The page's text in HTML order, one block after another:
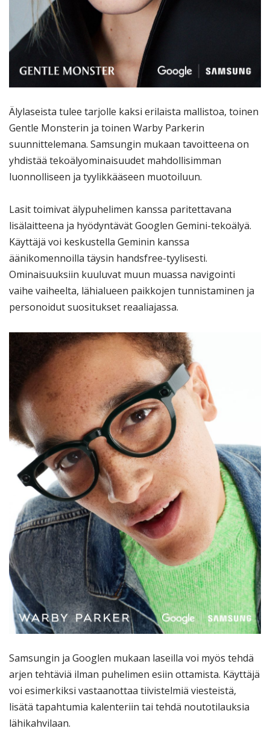
Älylaseista tulee tarjolle kaksi erilaista mallistoa, toinen
Gentle Monsterin ja toinen Warby Parkerin
suunnittelemana. Samsungin mukaan tavoitteena on
yhdistää tekoälyominaisuudet mahdollisimman
luonnolliseen ja tyylikkääseen muotoiluun.
Lasit toimivat älypuhelimen kanssa paritettavana
lisälaitteena ja hyödyntävät Googlen Gemini-tekoälyä.
Käyttäjä voi keskustella Geminin kanssa
äänikomennoilla täysin handsfree-tyylisesti.
Ominaisuuksiin kuuluvat muun muassa navigointi
vaihe vaiheelta, lähialueen paikkojen tunnistaminen ja
personoidut suositukset reaaliajassa.
Samsungin ja Googlen mukaan laseilla voi myös tehdä
arjen tehtäviä ilman puhelimen esiin ottamista. Käyttäjä
voi esimerkiksi vastaanottaa tiivistelmiä viesteistä,
lisätä tapahtumia kalenteriin tai tehdä noutotilauksia
lähikahvilaan.